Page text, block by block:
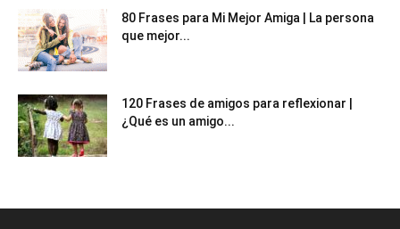
80 Frases para Mi Mejor Amiga | La persona
que mejor...
120 Frases de amigos para reflexionar |
¿Qué es un amigo...